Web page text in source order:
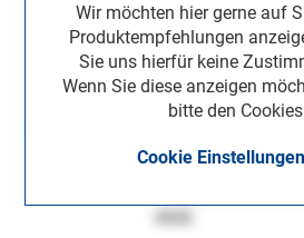
Wir möchten hier gerne auf
Produktempfehlungen
Sie uns hierfür keine
Wenn Sie diese anzeigen
bitte den
Cookie